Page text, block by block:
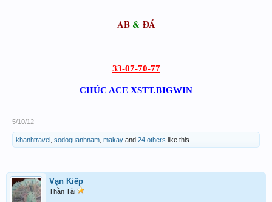
AB & ĐÁ
33-07-70-77
CHÚC ACE XSTT.BIGWIN
5/10/12
khanhtravel sodoquanhnam makay and 24 others like this.
Vạn Kiếp
Thần Tài